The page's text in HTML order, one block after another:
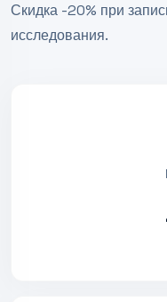
Скидка -20% при
исследования.